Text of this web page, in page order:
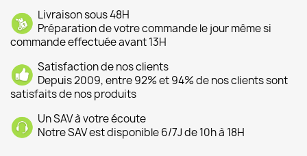
Livraison sous 48H
Préparation de votre commande le jour même si
commande effectuée avant 13H
Satisfaction de nos clients
Depuis 2009, entre 92% et 94% de nos clients sont
satisfaits de nos produits
Un SAV à votre écoute
Notre SAV est disponible 6/7J de 10h à 18H